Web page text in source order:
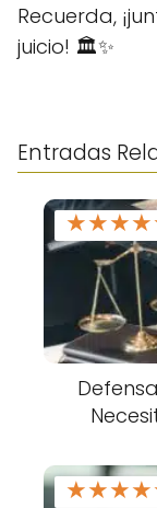
Recuerda,
juicio! 🏛️✨
Entradas
★★★★
★★★★